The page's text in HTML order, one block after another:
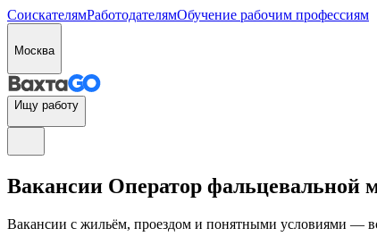
СоискателямРаботодателямОбучение рабочим профессиям
Москва
Ищу работу
Вакансии Оператор фальцевальной
Вакансии с жильём, проездом и понятными условиями —